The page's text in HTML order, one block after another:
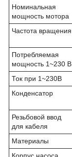
Номинальная
мощность мотора
Частота вращения
Потребляемая
мощность 1~230 В
Ток при 1~230В
Конденсатор
Резьбовой ввод
для кабеля
Материалы